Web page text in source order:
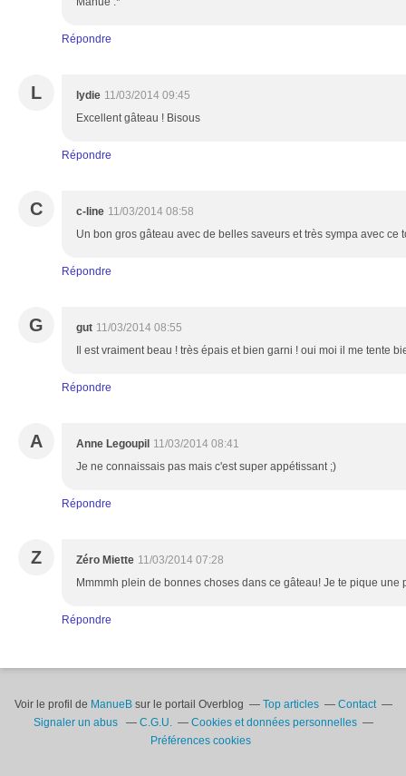
Répondre
L lydie 11/03/2014 09:45
Excellent gâteau ! Bisous
Répondre
C c-line 11/03/2014 08:58
Un bon gros gâteau avec de belles saveurs et très sympa avec ce
Répondre
G gut 11/03/2014 08:55
Il est vraiment beau ! très épais et bien garni ! oui moi il me tente
Répondre
A Anne Legoupil 11/03/2014 08:41
Je ne connaissais pas mais c'est super appétissant ;)
Répondre
Z Zéro Miette 11/03/2014 07:28
Mmmmh plein de bonnes choses dans ce gâteau! Je te pique une
Répondre
Voir le profil de ManueBsur le portail Overblog Top articles
Contact
Signaler un abus
C.G.U.
Cookies et données personnelles
Préférences cookies